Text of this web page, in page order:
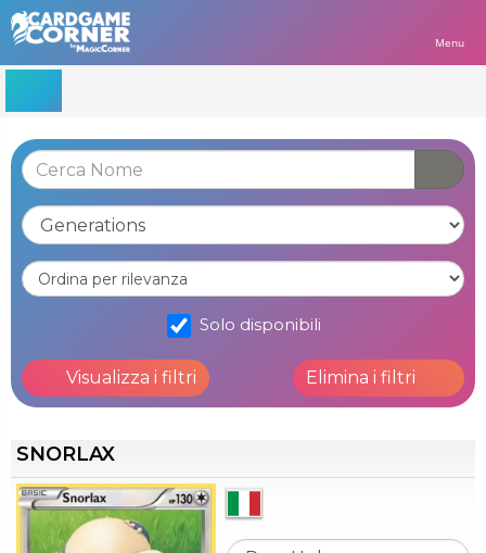
Menu
Solo disponibili
Visualizza i filtri Elimina i filtri
SNORLAX